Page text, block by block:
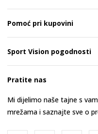
Pomoć pri kupovini
Sport Vision pogodnosti
Pratite nas
Mi dijelimo naše tajne s
mrežama i saznajte sve o